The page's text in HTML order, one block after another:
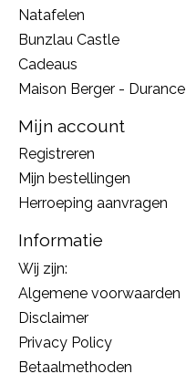
Natafelen
Bunzlau Castle
Cadeaus
Maison Berger - Durance
Mijn account
Registreren
Mijn bestellingen
Herroeping aanvragen
Informatie
Wij zijn:
Algemene voorwaarden
Disclaimer
Privacy Policy
Betaalmethoden